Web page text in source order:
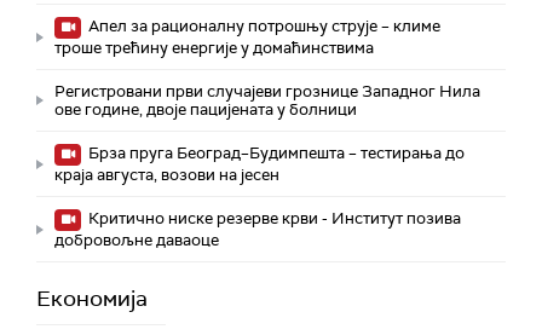
Апел за рационалну потрошњу струје – климе
троше трећину енергије у домаћинствима
Регистровани први случајеви грознице Западног Нила
ове године, двоје пацијената у болници
Брза пруга Београд–Будимпешта – тестирања до
краја августа, возови на јесен
Критично ниске резерве крви - Институт позива
добровољне даваоце
Економија